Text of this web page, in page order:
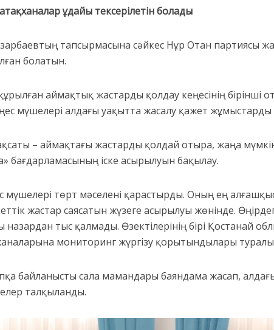
ұдайы тексерілетін болады
тапсырмасына сәйкес Нұр Отан партиясы
болатын.
аймақтық жастарды қолдау кеңесінің бірінші
мүшелері алдағы уақытта жасалу қажет жұмыстарды
– аймақтағы жастарды қолдай отыра, жаңа
бағдарламасының іске асырылуын бақылау.
төрт мәселені қарастырды. Оның ең
жастар саясатын жүзеге асырылуы жөнінде.
назардан тыс қалмады. Өзектілерінің бірі Қостанай
мониторинг жүргізу қорытындылары
байланысты сала мамандары баяндама жасап,
талқыланды.